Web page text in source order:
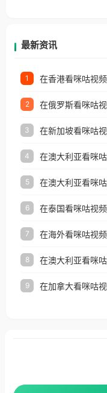
最新资讯
1
2
3
4
5
6
7
8
9